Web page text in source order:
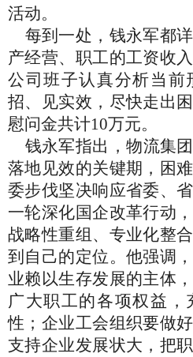
活动。
每到一处，钱永军都
产经营、职工的工资收
公司班子认真分析当前
招、见实效 ，尽快走出
慰问金共计10万元。
钱永军指出，物流集
落地见效的关键期，困
委步伐坚决响应省委、
一轮深化国企改革行动
战略性重组、专业化整
到自己的定位。他强调，
业赖以生存发展的主体
广大职工的各项权益，
性；企业工会组织要做
支持企业发展状大，把